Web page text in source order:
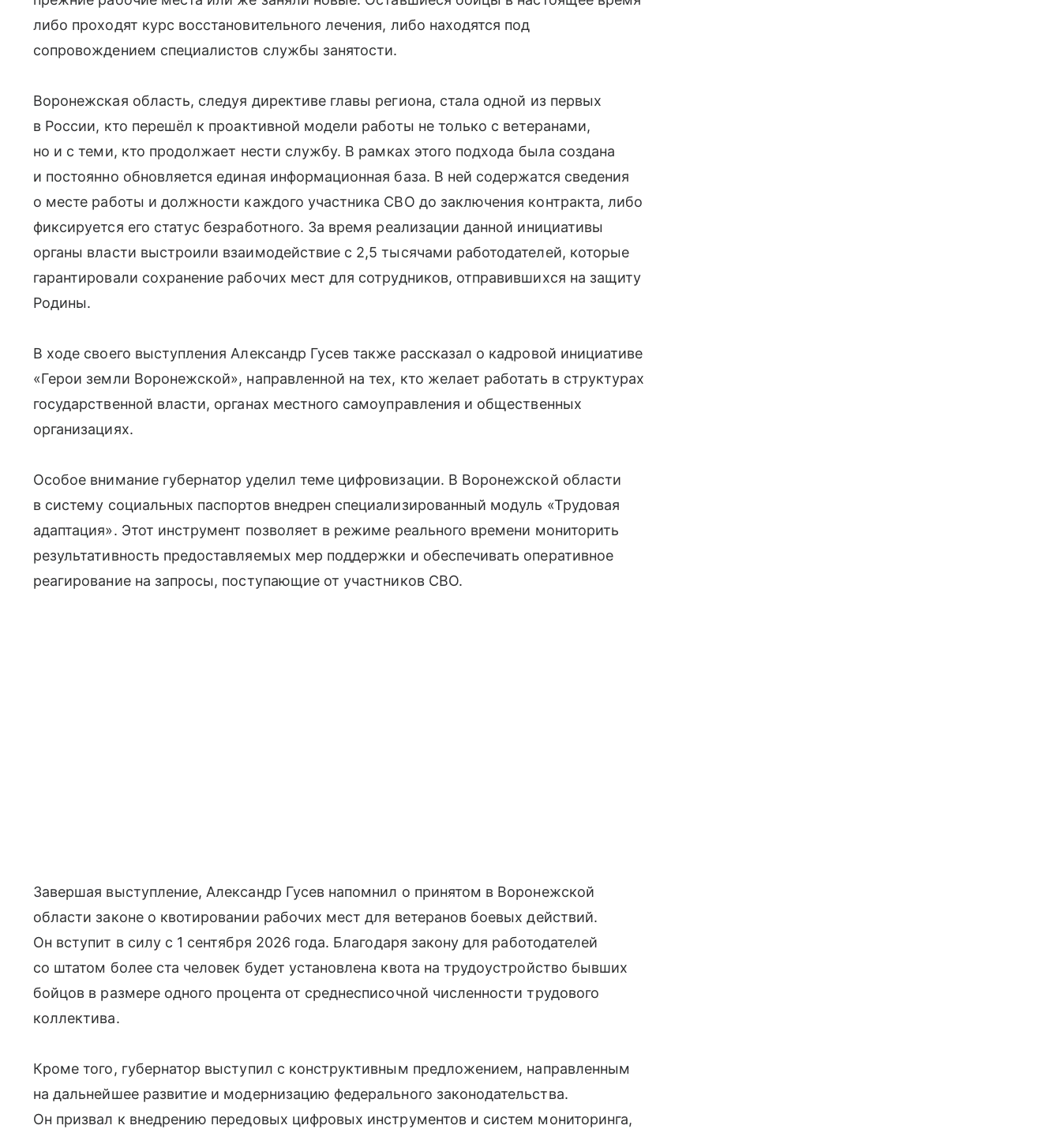
либо проходят курс восстановительного лечения, либо находятся под
сопровождением специалистов службы занятости.
Воронежская область, следуя директиве главы региона, стала одной из первых
в России, кто перешёл к проактивной модели работы не только с ветеранами,
но и с теми, кто продолжает нести службу. В рамках этого подхода была создана
и постоянно обновляется единая информационная база. В ней содержатся сведения
о месте работы и должности каждого участника СВО до заключения контракта, либо
фиксируется его статус безработного. За время реализации данной инициативы
органы власти выстроили взаимодействие с 2,5 тысячами работодателей, которые
гарантировали сохранение рабочих мест для сотрудников, отправившихся на защиту
Родины.
В ходе своего выступления Александр Гусев также рассказал о кадровой инициативе
«Герои земли Воронежской», направленной на тех, кто желает работать в структурах
государственной власти, органах местного самоуправления и общественных
организациях.
Особое внимание губернатор уделил теме цифровизации. В Воронежской области
в систему социальных паспортов внедрен специализированный модуль «Трудовая
адаптация». Этот инструмент позволяет в режиме реального времени мониторить
результативность предоставляемых мер поддержки и обеспечивать оперативное
реагирование на запросы, поступающие от участников СВО.
Завершая выступление, Александр Гусев напомнил о принятом в Воронежской
области законе о квотировании рабочих мест для ветеранов боевых действий.
Он вступит в силу с 1 сентября 2026 года. Благодаря закону для работодателей
со штатом более ста человек будет установлена квота на трудоустройство бывших
бойцов в размере одного процента от среднесписочной численности трудового
коллектива.
Кроме того, губернатор выступил с конструктивным предложением, направленным
на дальнейшее развитие и модернизацию федерального законодательства.
Он призвал к внедрению передовых цифровых инструментов и систем мониторинга,